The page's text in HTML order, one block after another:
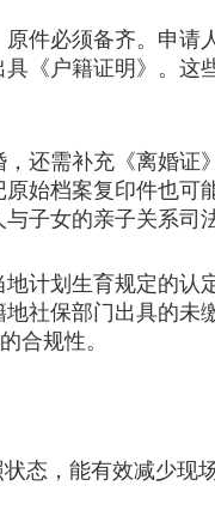
件必须备齐。申请
《户籍证明》。这
还需补充《离婚证
始档案复印件也可
子女的亲子关系司
计划生育规定的认
社保部门出具的未
合规性。
态，能有效减少现